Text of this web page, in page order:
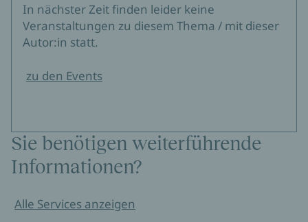
In nächster Zeit finden leider keine
Veranstaltungen zu diesem Thema / mit dieser
Autor:in statt.
zu den Events
Sie benötigen weiterführende
Informationen?
Alle Services anzeigen